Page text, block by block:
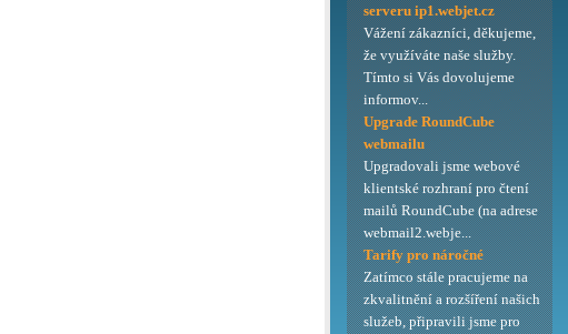
serveru ip1.webjet.cz
Vážení zákazníci, děkujeme,
že využíváte naše služby.
Tímto si Vás dovolujeme
informov...
Upgrade RoundCube
webmailu
Upgradovali jsme webové
klientské rozhraní pro čtení
mailů RoundCube (na adrese
webmail2.webje...
Tarify pro náročné
Zatímco stále pracujeme na
zkvalitnění a rozšíření našich
služeb, připravili jsme pro